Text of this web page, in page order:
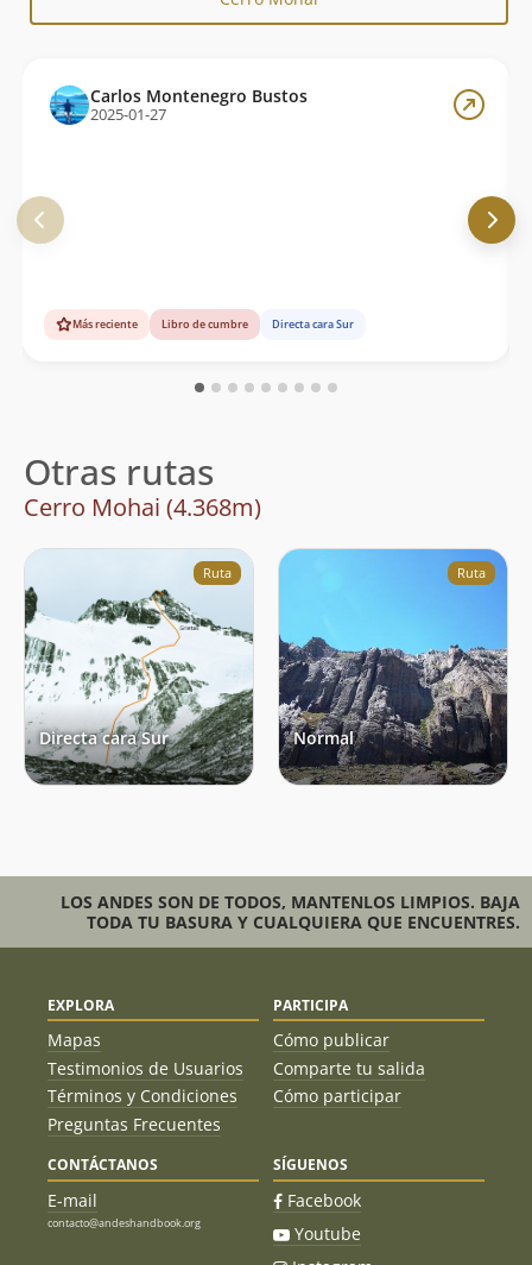
Carlos Montenegro Bustos
2025-01-27
Más reciente Libro de cumbre Directa cara Sur
Otras rutas
Cerro Mohai (4.368m)
Ruta
Directa cara Sur
Ruta
Normal
LOS ANDES SON DE TODOS, MANTENLOS LIMPIOS. BAJA
TODA TU BASURA Y CUALQUIERA QUE ENCUENTRES.
EXPLORA
Mapas
Testimonios de Usuarios
Términos y Condiciones
Preguntas Frecuentes
PARTICIPA
Cómo publicar
Comparte tu salida
Cómo participar
CONTÁCTANOS
E-mail
contacto@andeshandbook.org
SÍGUENOS
Facebook
Youtube